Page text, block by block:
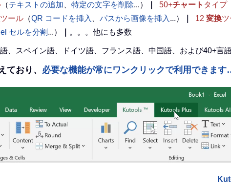
（テキストの追加 特定の文字を削除...） 50+チャート タイプ
ツール （QR コードを挿入 パスから画像を挿入 ...） 12 変換
セルを分割 ...） 。。。他にも多数
、スペイン語、ドイツ語、フランス語、中国語、および40+言
おり、 必要な機能が常にワンクリックで利用できま